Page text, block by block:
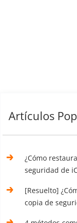
Artículos
¿Cómo
seguridad de
[Resuelto]
copia de